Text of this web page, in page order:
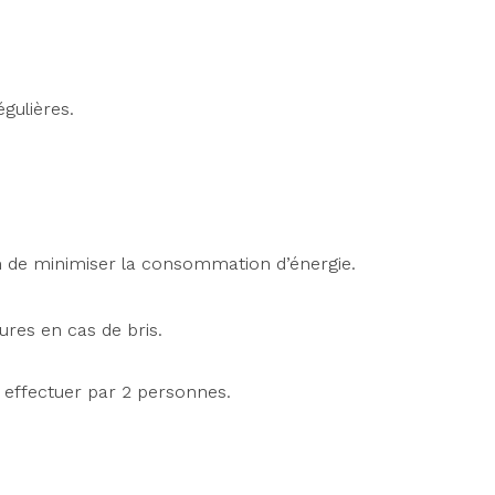
minimiser la consommation d’énergie.
en cas de bris.
effectuer par 2 personnes.